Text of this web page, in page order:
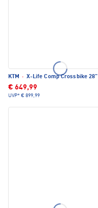
KTM · X-Life Comp Crossbike 28"
€ 649,99
UVP* € 899,99